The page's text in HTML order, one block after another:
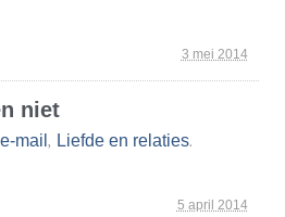
3 mei 2014
niet
5 april 2014
mail , Liefde en relaties.